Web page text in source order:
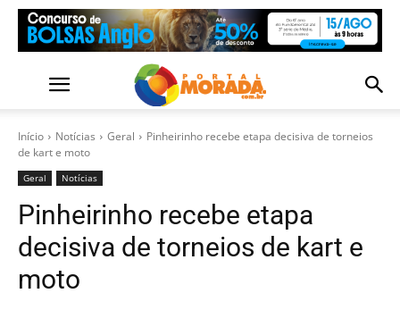
Início Notícias Geral
Pinheirinho recebe etapa decisiva de torneios
de kart e moto
Geral Notícias
Pinheirinho recebe etapa
decisiva de torneios de kart e
moto